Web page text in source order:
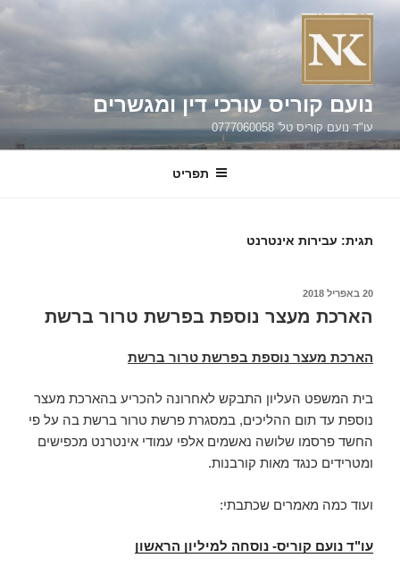
דילוג
נועם קוריס עורכי דין ומגשרים
עו"ד נועם קוריס טל' 0777060058
תפריט
תגית: עבירות אינטרנט
פורסם
20 באפריל 2018
הארכת מעצר נוספת בפרשת טרור ברשת
הארכת מעצר נוספת בפרשת טרור ברשת
בית המשפט העליון התבקש לאחרונה להכריע בהארכת מעצר
נוספת עד תום ההליכים, במסגרת פרשת טרור ברשת בה על פי
החשד פרסמו שלושה נאשמים אלפי עמודי אינטרנט מכפישים
ומטרידים כנגד מאות קורבנות.
ועוד כמה מאמרים שכתבתי:
עו"ד נועם קוריס- נוסחה למיליון הראשון